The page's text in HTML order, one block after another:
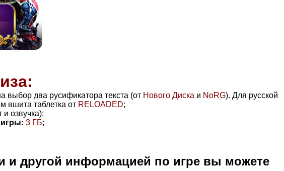
выбор два русификатора текста (от Нового Диска и NoRG). Для русской
вшита таблетка от RELOADED;
и озвучка);
3ГБ;
и другой информацией по игре вы можете